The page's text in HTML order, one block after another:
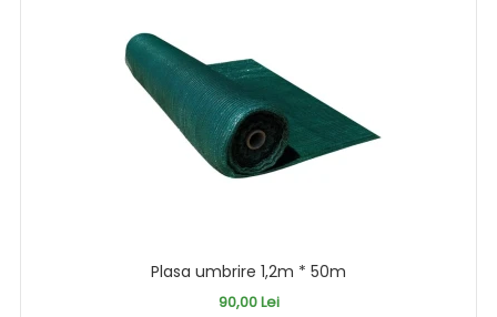
Plasa umbrire 1,2m * 50m
90,00 Lei